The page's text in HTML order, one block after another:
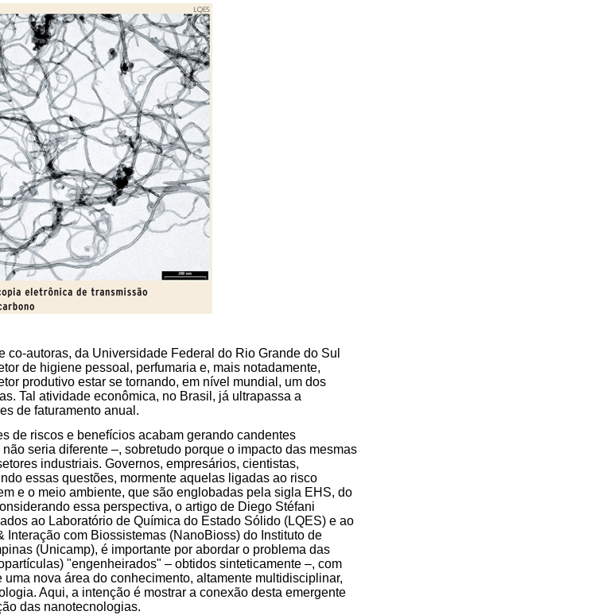
co-autoras, da Universidade Federal do Rio Grande do Sul
de higiene pessoal, perfumaria e, mais notadamente,
produtivo estar se tornando, em nível mundial, um dos
Tal atividade econômica, no Brasil, já ultrapassa a
de faturamento anual.
de riscos e benefícios acabam gerando candentes
seria diferente –, sobretudo porque o impacto das mesmas
industriais. Governos, empresários, cientistas,
essas questões, mormente aquelas ligadas ao risco
e o meio ambiente, que são englobadas pela sigla EHS, do
essa perspectiva, o artigo de Diego Stéfani
ao Laboratório de Química do Estado Sólido (LQES) e ao
Interação com Biossistemas (NanoBioss) do Instituto de
(Unicamp), é importante por abordar o problema das
"engenheirados" – obtidos sinteticamente –, com
nova área do conhecimento, altamente multidisciplinar,
Aqui, a intenção é mostrar a conexão desta emergente
das nanotecnologias.